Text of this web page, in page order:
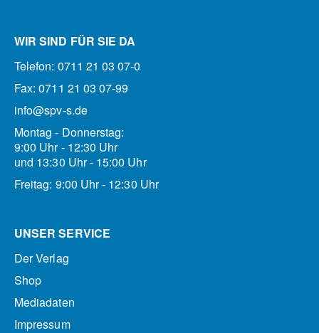
WIR SIND FÜR SIE DA
Telefon: 0711 21 03 07-0
Fax: 0711 21 03 07-99
info@spv-s.de
Montag - Donnerstag:
9:00 Uhr - 12:30 Uhr
und 13:30 Uhr - 15:00 Uhr
Freitag: 9:00 Uhr - 12:30 Uhr
UNSER SERVICE
Der Verlag
Shop
Mediadaten
Impressum